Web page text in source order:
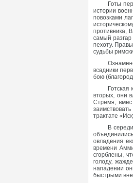
Готы
истории
повозками
противника,
самый
пехоту.
судьбы
всадники
бою
вторых, они
Стремя,
трактате
В
овладения
времени
сгорблены,
голоду,
нападении
быстрыми